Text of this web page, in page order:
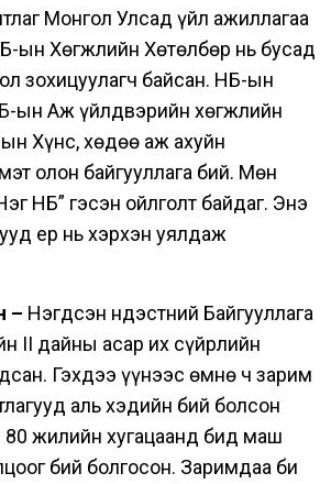
Монгол Улсад үйл ажиллагаа
ын Хөгжлийн Хөтөлбөр нь бусад
зохицуулагч байсан. НҮБ-ын
ын Аж үйлдвэрийн хөгжлийн
ын Хүнс, хөдөө аж ахуйн
олон байгууллага бий. Мөн
НҮБ” гэсэн ойлголт байдаг. Энэ
ер нь хэрхэн уялдаж
– Нэгдсэн Үндэстний Байгууллага
II дайны асар их сүйрлийн
Гэхдээ үүнээс өмнө ч зарим
аль хэдийн бий болсон
80 жилийн хугацаанд бид маш
бий болгосон. Заримдаа би